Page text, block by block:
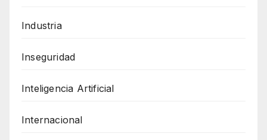
Industria
Inseguridad
Inteligencia Artificial
Internacional